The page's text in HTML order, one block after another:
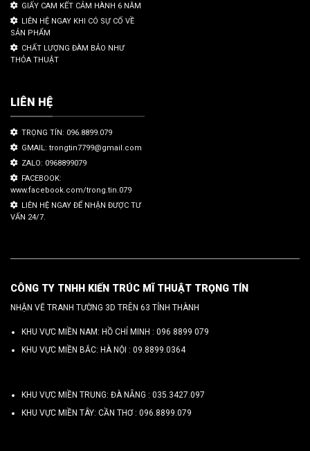
GIẤY CAM KẾT CẢM HÀNH 6 NĂM
LIÊN HỆ NGAY KHI CÓ SỰ CỐ VỀ
SẢN PHẨM
CHẤT LƯỢNG ĐÀM BẢO NHƯ
THỎA THUẬT
LIÊN HỆ
TRỌNG TÍN: 096.8899.079
GMAIL: trongtin7799@gmail.com
ZALO: 0968899079
FACEBOOK:
www.facebook.com/trong.tin.079
LIÊN HỆ NGAY ĐỂ NHẬN ĐƯỢC TƯ
VẤN 24/7.
CÔNG TY TNHH KIẾN TRÚC MĨ THUẬT TRỌNG TÍN
NHẬN VẼ TRANH TƯỜNG 3D TRÊN 63 TỈNH THÀNH
KHU VỰC MIỀN NAM: HỒ CHÍ MINH : 096 8899 079
KHU VỰC MIỀN BẮC: HÀ NỘI : 09.8899.0364
KHU VỰC MIỀN TRUNG: ĐÀ NẴNG : 035.3427.097
KHU VỰC MIỀN TÂY: CẦN THƠ : 096.8899.079